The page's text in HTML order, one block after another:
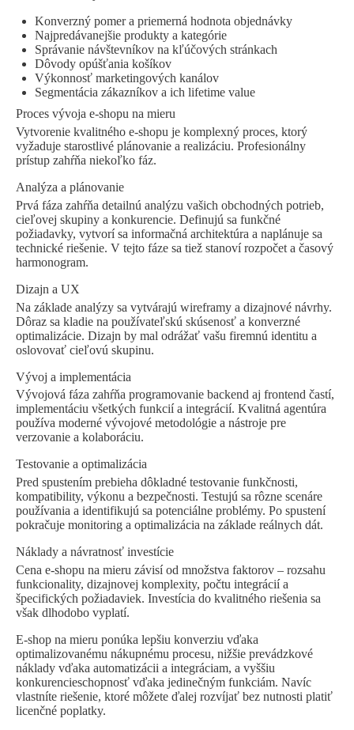
Konverzný pomer a priemerná hodnota objednávky
Najpredávanejšie produkty a kategórie
Správanie návštevníkov na kľúčových stránkach
Dôvody opúšťania košíkov
Výkonnosť marketingových kanálov
Segmentácia zákazníkov a ich lifetime value
Proces vývoja e-shopu na mieru
Vytvorenie kvalitného e-shopu je komplexný proces, ktorý
vyžaduje starostlivé plánovanie a realizáciu. Profesionálny
prístup zahŕňa niekoľko fáz.
Analýza a plánovanie
Prvá fáza zahŕňa detailnú analýzu vašich obchodných potrieb,
cieľovej skupiny a konkurencie. Definujú sa funkčné
požiadavky, vytvorí sa informačná architektúra a naplánuje sa
technické riešenie. V tejto fáze sa tiež stanoví rozpočet a časový
harmonogram.
Dizajn a UX
Na základe analýzy sa vytvárajú wireframy a dizajnové návrhy.
Dôraz sa kladie na používateľskú skúsenosť a konverzné
optimalizácie. Dizajn by mal odrážať vašu firemnú identitu a
oslovovať cieľovú skupinu.
Vývoj a implementácia
Vývojová fáza zahŕňa programovanie backend aj frontend častí,
implementáciu všetkých funkcií a integrácií. Kvalitná agentúra
používa moderné vývojové metodológie a nástroje pre
verzovanie a kolaboráciu.
Testovanie a optimalizácia
Pred spustením prebieha dôkladné testovanie funkčnosti,
kompatibility, výkonu a bezpečnosti. Testujú sa rôzne scenáre
používania a identifikujú sa potenciálne problémy. Po spustení
pokračuje monitoring a optimalizácia na základe reálnych dát.
Náklady a návratnosť investície
Cena e-shopu na mieru závisí od množstva faktorov – rozsahu
funkcionality, dizajnovej komplexity, počtu integrácií a
špecifických požiadaviek. Investícia do kvalitného riešenia sa
však dlhodobo vyplatí.
E-shop na mieru ponúka lepšiu konverziu vďaka
optimalizovanému nákupnému procesu, nižšie prevádzkové
náklady vďaka automatizácii a integráciam, a vyššiu
konkurencieschopnosť vďaka jedinečným funkciám. Navíc
vlastníte riešenie, ktoré môžete ďalej rozvíjať bez nutnosti platiť
licenčné poplatky.